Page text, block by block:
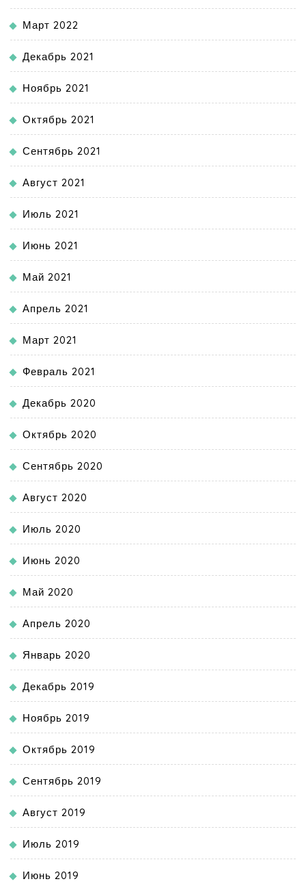
Март 2022
Декабрь 2021
Ноябрь 2021
Октябрь 2021
Сентябрь 2021
Август 2021
Июль 2021
Июнь 2021
Май 2021
Апрель 2021
Март 2021
Февраль 2021
Декабрь 2020
Октябрь 2020
Сентябрь 2020
Август 2020
Июль 2020
Июнь 2020
Май 2020
Апрель 2020
Январь 2020
Декабрь 2019
Ноябрь 2019
Октябрь 2019
Сентябрь 2019
Август 2019
Июль 2019
Июнь 2019